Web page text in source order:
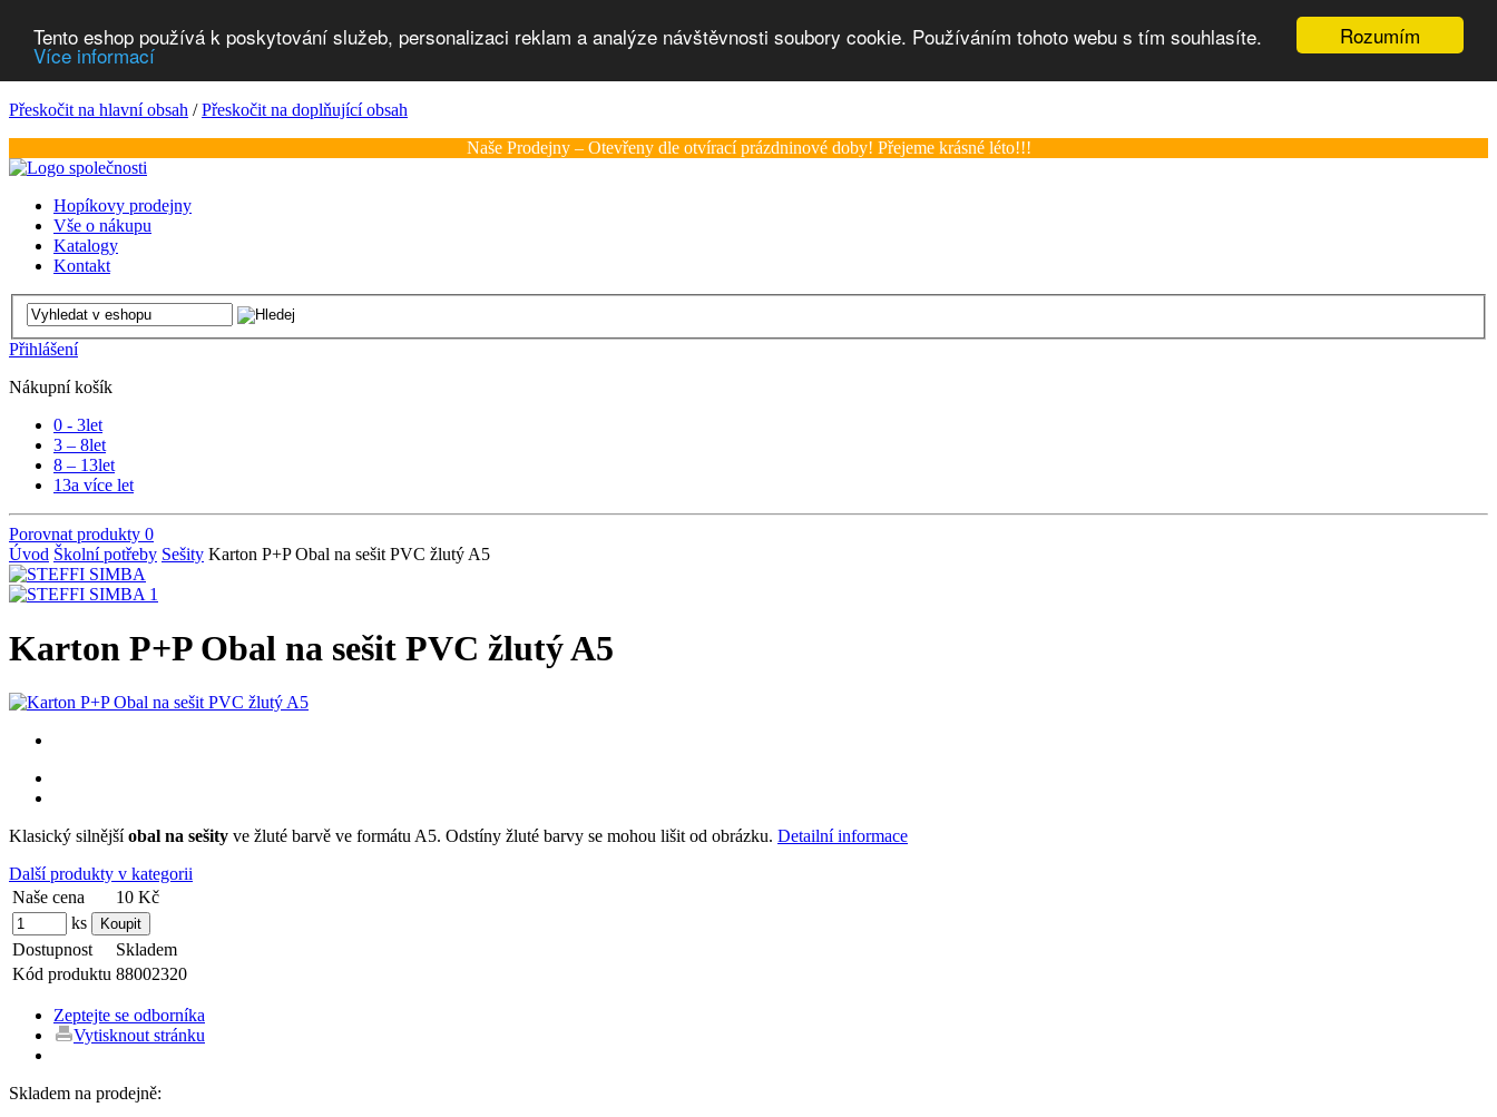
Rozumím
Tento eshop používá k poskytování služeb, personalizaci reklam a analýze návštěvnosti soubory cookie. Používáním tohoto webu s tím souhlasíte.
Více informací
Přeskočit na hlavní obsah /Přeskočit na doplňující obsah
Naše Prodejny – Otevřeny dle otvírací prázdninové doby! Přejeme krásné léto!!!
Hopíkovy prodejny
Vše o nákupu
Katalogy
Kontakt
Přihlášení
Nákupní košík
0 - 3let
3 – 8let
8 – 13let
13a více let
Porovnat produkty 0
Úvod Školní potřeby Sešity Karton P+P Obal na sešit PVC žlutý A5
Karton P+P Obal na sešit PVC žlutý A5
Klasický silnější obal na sešity ve žluté barvě ve formátu A5. Odstíny žluté barvy se mohou lišit od obrázku. Detailní informace
Další produkty v kategorii
Naše cena
10 Kč
ks
Dostupnost
Skladem
Kód produktu 88002320
Zeptejte se odborníka
Vytisknout stránku
Skladem na prodejně: